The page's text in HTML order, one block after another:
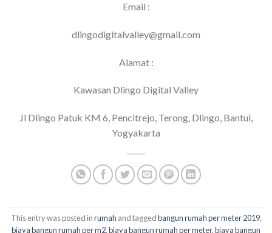
Email :
dlingodigitalvalley@gmail.com
Alamat :
Kawasan Dlingo Digital Valley
Jl Dlingo Patuk KM 6, Pencitrejo, Terong, Dlingo, Bantul,
Yogyakarta
This entry was posted inrumah and taggedbangun rumah per meter 2019,
biaya bangun rumah per m2,biaya bangun rumah per meter,biaya bangun